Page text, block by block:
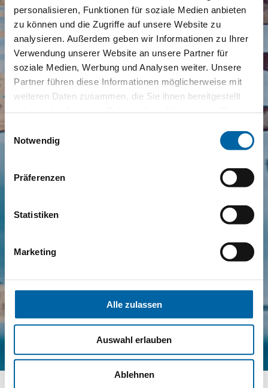
personalisieren, Funktionen für soziale Medien anbieten
zu können und die Zugriffe auf unsere Website zu
analysieren. Außerdem geben wir Informationen zu Ihrer
Verwendung unserer Website an unsere Partner für
soziale Medien, Werbung und Analysen weiter. Unsere
Partner führen diese Informationen möglicherweise mit
weiteren Daten zusammen, die Sie ihnen bereitgestellt
Einwilligungsauswahl
Notwendig
Präferenzen
Statistiken
Marketing
Alle zulassen
Auswahl erlauben
Ablehnen